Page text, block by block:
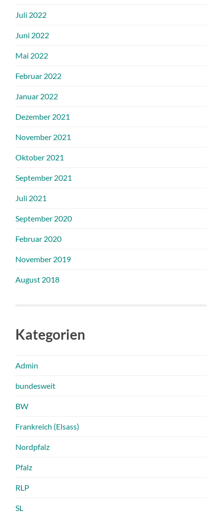
Juli 2022
Juni 2022
Mai 2022
Februar 2022
Januar 2022
Dezember 2021
November 2021
Oktober 2021
September 2021
Juli 2021
September 2020
Februar 2020
November 2019
August 2018
Kategorien
Admin
bundesweit
BW
Frankreich (Elsass)
Nordpfalz
Pfalz
RLP
SL